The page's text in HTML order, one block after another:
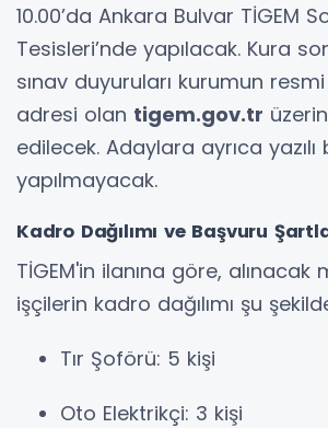
10.00’da Ankara Bulvar TİGEM
Tesisleri’nde yapılacak. Kura
sınav duyuruları kurumun
adresi olan tigem.gov.tr
edilecek. Adaylara ayrıca
yapılmayacak.
Kadro Dağılımı ve Başvuru
TİGEM'in ilanına göre, alınacak
işçilerin kadro dağılımı şu
Tır Şoförü: 5 kişi
Oto Elektrikçi: 3 kişi